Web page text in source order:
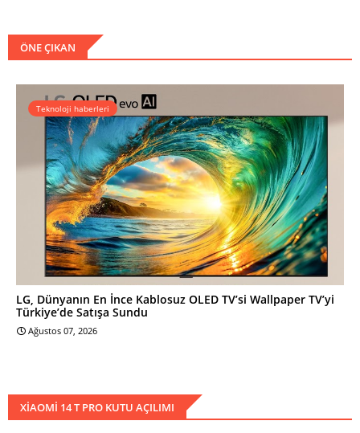
ÖNE ÇIKAN
Teknoloji haberleri
LG, Dünyanın En İnce Kablosuz OLED TV’si Wallpaper TV’yi
Türkiye’de Satışa Sundu
Ağustos 07, 2026
XIAOMI 14 T PRO KUTU AÇILIMI